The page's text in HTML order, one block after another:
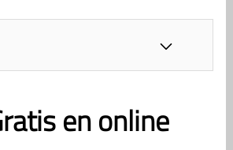
en online